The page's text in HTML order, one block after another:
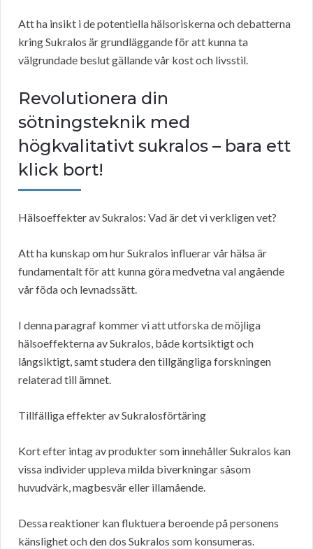
Att ha insikt i de potentiella hälsoriskerna och debatterna
kring Sukralos är grundläggande för att kunna ta
välgrundade beslut gällande vår kost och livsstil.
Revolutionera din
sötningsteknik med
högkvalitativt sukralos – bara ett
klick bort!
Hälsoeffekter av Sukralos: Vad är det vi verkligen vet?
Att ha kunskap om hur Sukralos influerar vår hälsa är
fundamentalt för att kunna göra medvetna val angående
vår föda och levnadssätt.
I denna paragraf kommer vi att utforska de möjliga
hälsoeffekterna av Sukralos, både kortsiktigt och
långsiktigt, samt studera den tillgängliga forskningen
relaterad till ämnet.
Tillfälliga effekter av Sukralosförtäring
Kort efter intag av produkter som innehåller Sukralos kan
vissa individer uppleva milda biverkningar såsom
huvudvärk, magbesvär eller illamående.
Dessa reaktioner kan fluktuera beroende på personens
känslighet och den dos Sukralos som konsumeras.